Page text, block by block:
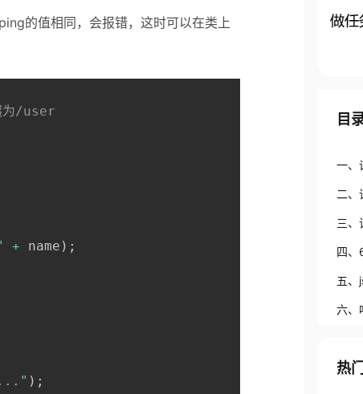
的值相同，会报错，这时可以在类上
为/user
+ name ) ;
) ;
目
一、
二、
三、
四、
五、
六、
热